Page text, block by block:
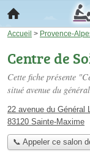
Accueil > Provence-
Centre de
Cette fiche présente
situé avenue du
22 avenue du Général
83120 Sainte-Maxime
📞 Appeler ce salon